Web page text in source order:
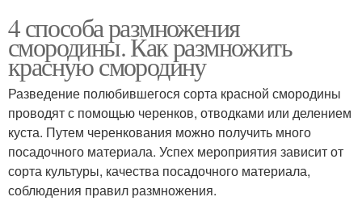
4 способа размножения
смородины. Как размножить
красную смородину
Разведение полюбившегося сорта красной смородины
проводят с помощью черенков, отводками или делением
куста. Путем черенкования можно получить много
посадочного материала. Успех мероприятия зависит от
сорта культуры, качества посадочного материала,
соблюдения правил размножения.